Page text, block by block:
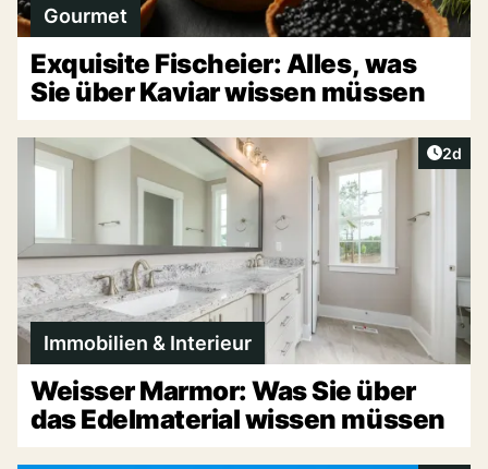
Gourmet
Exquisite Fischeier: Alles, was
Sie über Kaviar wissen müssen
2d
Immobilien & Interieur
Weisser Marmor: Was Sie über
das Edelmaterial wissen müssen